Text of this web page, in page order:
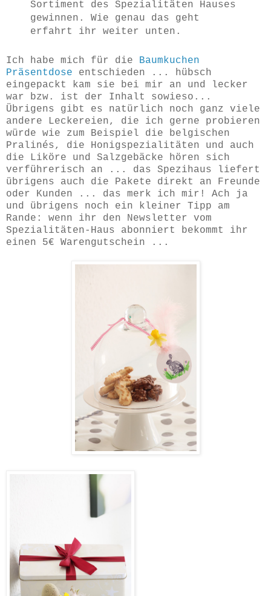
Sortiment des Spezialitäten Hauses
gewinnen. Wie genau das geht
erfahrt ihr weiter unten.
Ich habe mich für die Baumkuchen
Präsentdose entschieden ... hübsch
eingepackt kam sie bei mir an und lecker
war bzw. ist der Inhalt sowieso...
Übrigens gibt es natürlich noch ganz viele
andere Leckereien, die ich gerne probieren
würde wie zum Beispiel die belgischen
Pralinés, die Honigspezialitäten und auch
die Liköre und Salzgebäcke hören sich
verführerisch an ... das Spezihaus liefert
übrigens auch die Pakete direkt an Freunde
oder Kunden ... das merk ich mir! Ach ja
und übrigens noch ein kleiner Tipp am
Rande: wenn ihr den Newsletter vom
Spezialitäten-Haus abonniert bekommt ihr
einen 5€ Warengutschein ...